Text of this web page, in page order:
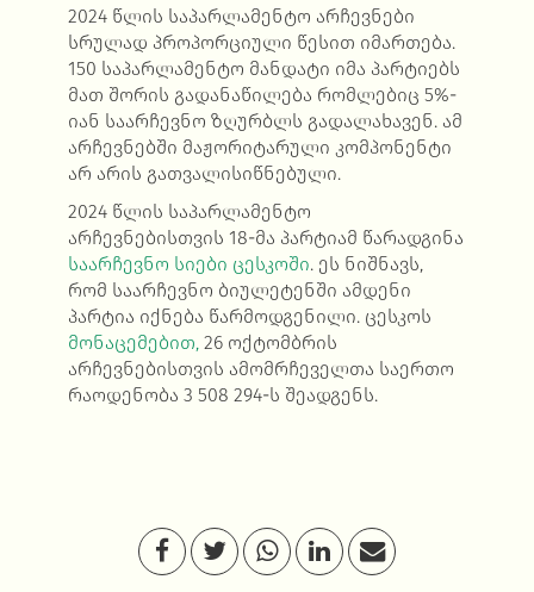
2024 წლის საპარლამენტო არჩევნები
სრულად პროპორციული წესით იმართება.
150 საპარლამენტო მანდატი იმა პარტიებს
მათ შორის გადანაწილება რომლებიც 5%-
იან საარჩევნო ზღურბლს გადალახავენ. ამ
არჩევნებში მაჟორიტარული კომპონენტი
არ არის გათვალისიწნებული.
2024 წლის საპარლამენტო
არჩევნებისთვის 18-მა პარტიამ წარადგინა
საარჩევნო სიები ცესკოში. ეს ნიშნავს,
რომ საარჩევნო ბიულეტენში ამდენი
პარტია იქნება წარმოდგენილი. ცესკოს
მონაცემებით,26 ოქტომბრის
არჩევნებისთვის ამომრჩეველთა საერთო
რაოდენობა 3 508 294-ს შეადგენს.